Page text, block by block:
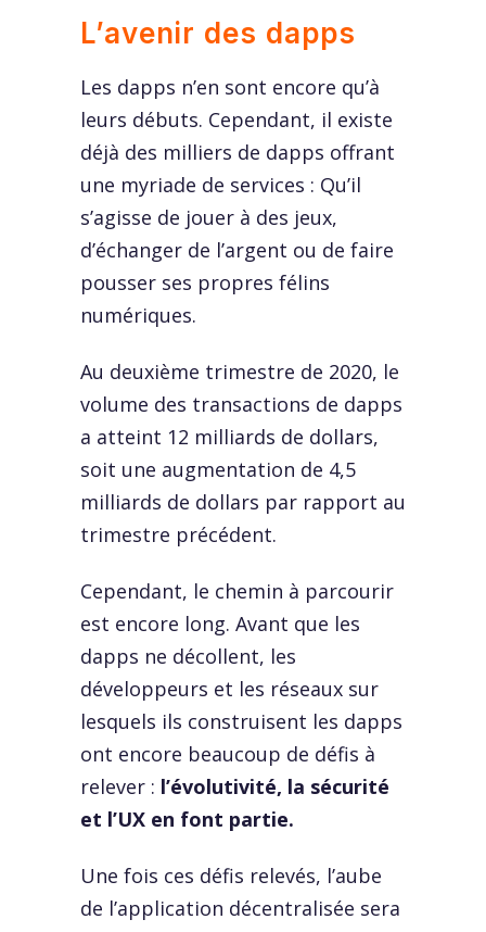
L’avenir des dapps
Les dapps n’en sont encore qu’à
leurs débuts. Cependant, il existe
déjà des milliers de dapps offrant
une myriade de services : Qu’il
s’agisse de jouer à des jeux,
d’échanger de l’argent ou de faire
pousser ses propres félins
numériques.
Au deuxième trimestre de 2020, le
volume des transactions de dapps
a atteint 12 milliards de dollars,
soit une augmentation de 4,5
milliards de dollars par rapport au
trimestre précédent.
Cependant, le chemin à parcourir
est encore long. Avant que les
dapps ne décollent, les
développeurs et les réseaux sur
lesquels ils construisent les dapps
ont encore beaucoup de défis à
relever : l’évolutivité, la sécurité
et l’UX en font partie.
Une fois ces défis relevés, l’aube
de l’application décentralisée sera